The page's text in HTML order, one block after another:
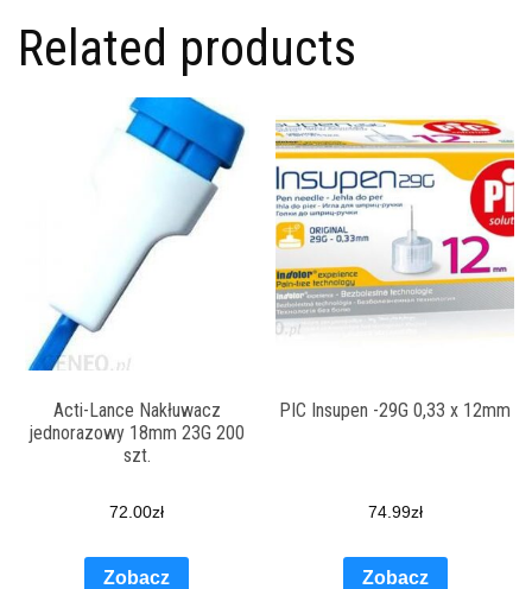
Related products
Acti-Lance Nakłuwacz
jednorazowy 18mm 23G 200
szt.
72.00zł
Zobacz
PIC Insupen -29G 0,33 x 12mm
74.99zł
Zobacz